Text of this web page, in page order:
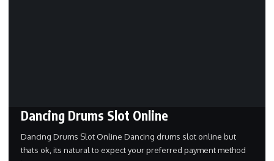
Dancing Drums Slot Online
Dancing Drums Slot Online Dancing drums slot online but
thats ok, its natural to expect your preferred payment method